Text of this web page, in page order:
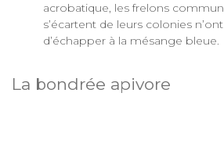
acrobatique, les frelons
s’écartent de leurs colonies
d’échapper à la mésange bleue.
La bondrée apivore